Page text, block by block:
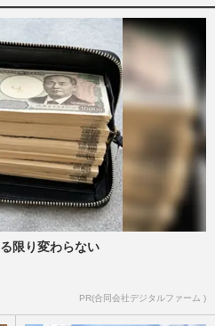
限り変わらない
PR(合同会社デジタルファーム )